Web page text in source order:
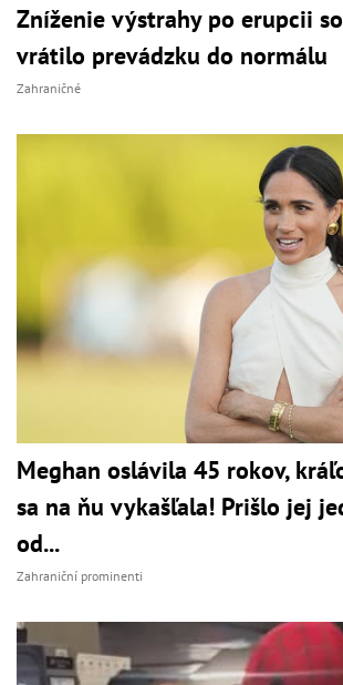
Zníženie výstrahy po erupcii
vrátilo prevádzku do normálu
Zahraničné
Meghan oslávila 45 rokov,
sa na ňu vykašľala! Prišlo jej
od...
Zahraniční prominenti